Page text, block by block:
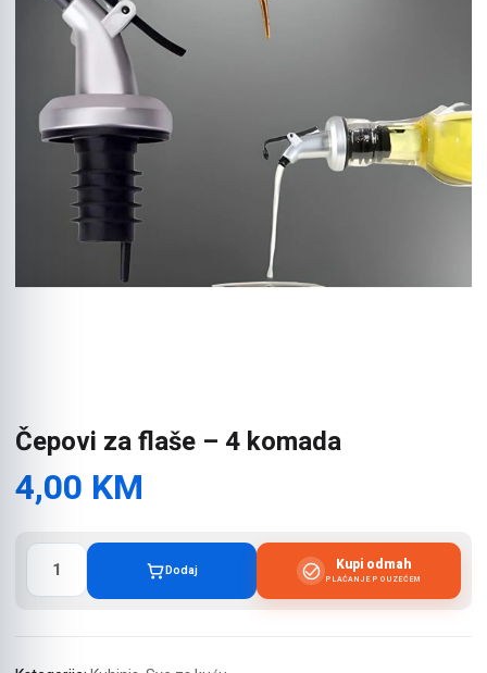
Čepovi za flaše – 4 komada
4,00 KM
Čepovi
flaše
Dodaj Kupi odmah
PLAĆANJE POUZEĆEM